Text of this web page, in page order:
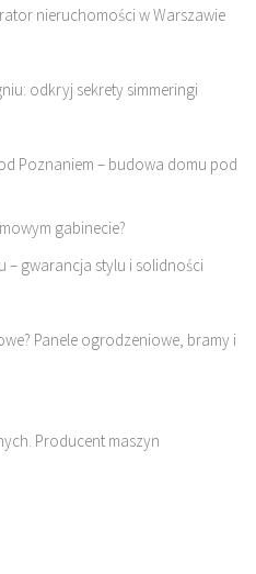
nieruchomości w Warszawie
odkryj sekrety simmeringi
Poznaniem – budowa domu pod
gabinecie?
– gwarancja stylu i solidności
Panele ogrodzeniowe, bramy i
Producent maszyn